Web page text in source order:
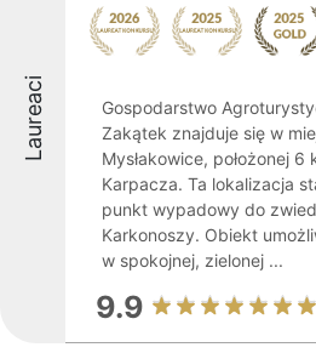
Laureaci
Gospodarstwo
Zakątek znajduje się w
Mysłakowice, położonej 6
Karpacza. Ta lokalizacja
punkt wypadowy do
Karkonoszy. Obiekt
w spokojnej, zielonej ...
9.9